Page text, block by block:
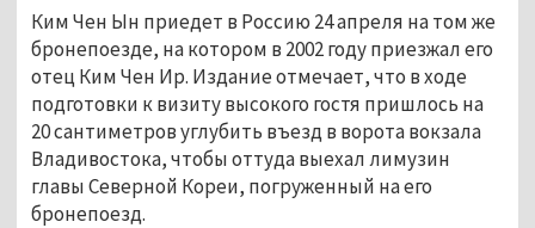
Ким Чен Ын приедет в Россию 24 апреля на том же
бронепоезде, на котором в 2002 году приезжал его
отец Ким Чен Ир. Издание отмечает, что в ходе
подготовки к визиту высокого гостя пришлось на
20 сантиметров углубить въезд в ворота вокзала
Владивостока, чтобы оттуда выехал лимузин
главы Северной Кореи, погруженный на его
бронепоезд.